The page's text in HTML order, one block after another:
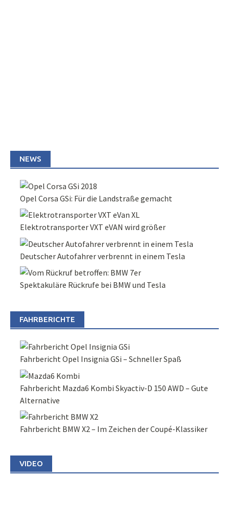
NEWS
Opel Corsa GSi: Für die Landstraße gemacht
Elektrotransporter VXT eVAN wird größer
Deutscher Autofahrer verbrennt in einem Tesla
Spektakuläre Rückrufe bei BMW und Tesla
FAHRBERICHTE
Fahrbericht Opel Insignia GSi – Schneller Spaß
Fahrbericht Mazda6 Kombi Skyactiv-D 150 AWD – Gute
Alternative
Fahrbericht BMW X2 – Im Zeichen der Coupé-Klassiker
VIDEO